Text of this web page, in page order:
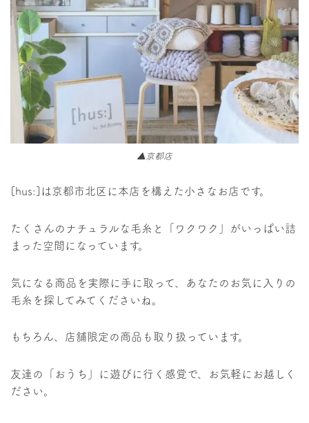
▲京都店
[hus:]は京都市北区に本店を構えた小さなお店です。
たくさんのナチュラルな毛糸と「ワクワク」がいっぱい詰
まった空間になっています。
気になる商品を実際に手に取って、あなたのお気に入りの
毛糸を探してみてくださいね。
もちろん、店舗限定の商品も取り扱っています。
友達の「おうち」に遊びに行く感覚で、お気軽にお越しく
ださい。